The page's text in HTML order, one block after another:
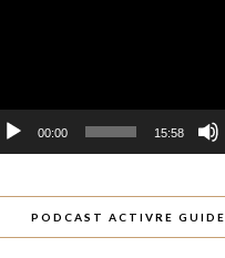
00:00 15:58
PODCAST ACTIVRE GUIDE